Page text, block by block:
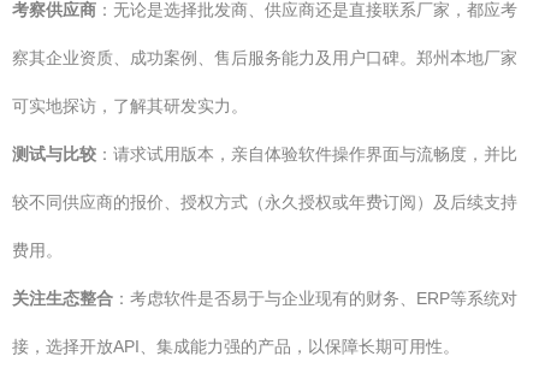
考察供应商 ：无论是选择批发商、供应商还是直接联系厂家，都应考
察其企业资质、成功案例、售后服务能力及用户口碑。郑州本地厂家
可实地探访，了解其研发实力。
测试与比较 ：请求试用版本，亲自体验软件操作界面与流畅度，并比
较不同供应商的报价、授权方式（永久授权或年费订阅）及后续支持
费用。
关注生态整合 ：考虑软件是否易于与企业现有的财务、ERP等系统对
接，选择开放API、集成能力强的产品，以保障长期可用性。